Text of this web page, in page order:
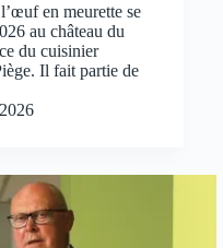
en meurette se
au château du
du cuisinier
Il fait partie de